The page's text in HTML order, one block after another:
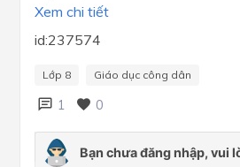
Xem chi tiết
id:237574
Lớp 8 Giáo dục công dân
1 0